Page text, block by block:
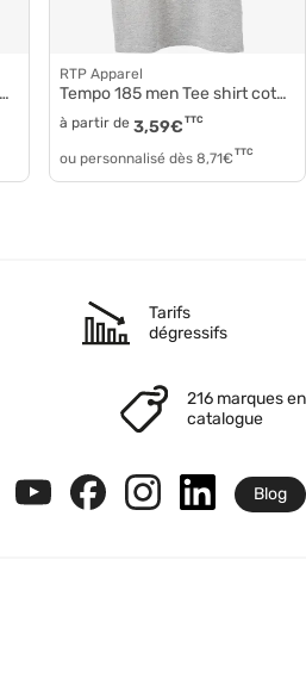
RTP Apparel
Tempo 185 men Tee shirt coton biologique 03270
à partir de 3,59€ TTC
ou personnalisé dès 8,71€ TTC
Tarifs
dégressifs
216 marques en
catalogue
Blog